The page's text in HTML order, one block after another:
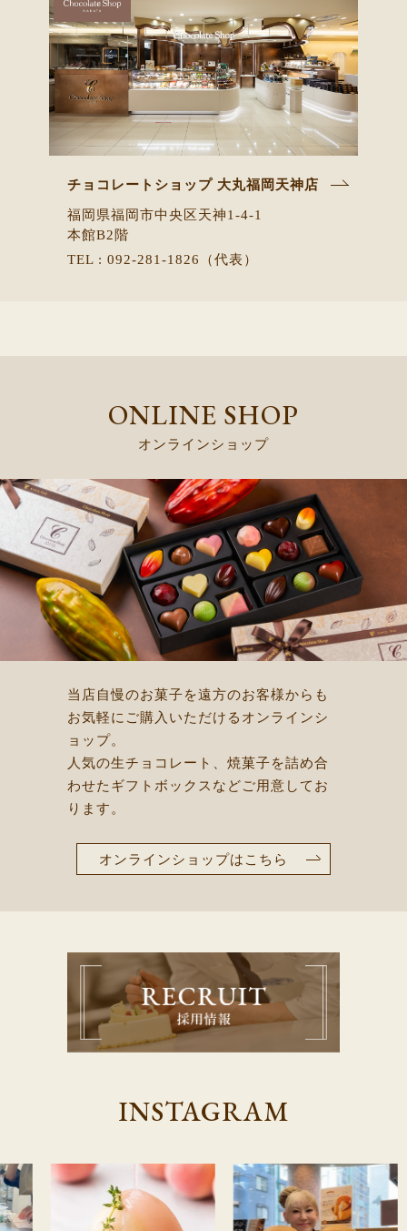
チョコレートショップ 大丸福岡天神店
福岡県福岡市中央区天神1-4-1
本館B2階
TEL : 092-281-1826（代表）
ONLINE SHOP
オンラインショップ
当店自慢のお菓子を遠方のお客様からも
お気軽にご購入いただけるオンラインシ
ョップ。
人気の生チョコレート、焼菓子を詰め合
わせたギフトボックスなどご用意してお
ります。
オンラインショップはこちら
INSTAGRAM